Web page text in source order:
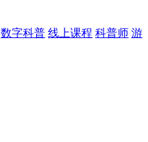
数字科普 线上课程 科普师 游